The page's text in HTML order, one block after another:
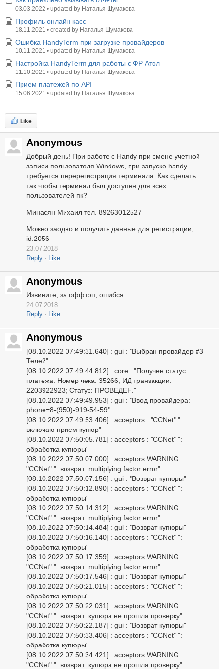
03.03.2022 • updated by Наталья Шумакова
Профиль онлайн касс
18.11.2021 • created by Наталья Шумакова
Ошибка HandyTerm при загрузке провайдеров
10.11.2021 • updated by Наталья Шумакова
Настройка HandyTerm для работы с ФР Атол
11.10.2021 • updated by Наталья Шумакова
Прием платежей по API
15.06.2021 • updated by Наталья Шумакова
Like
Anonymous
Добрый день! При работе c Handy при смене учетной
записи пользователя Windows, при запуске handy
требуется перерегистрация терминала. Как сделать
так чтобы терминал был доступен для всех
пользователей пк?
Минасян Михаил тел. 89263012527
Можно заодно и получить данные для регистрации,
id:2056
23.07.2018
Reply
Like
Anonymous
Извините, за оффтоп, ошибся.
24.07.2018
Reply
Like
Anonymous
[08.10.2022 07:49:31.640] : gui : "Выбран провайдер #3
Теле2"
[08.10.2022 07:49:44.812] : core : "Получен статус
платежа: Номер чека: 35266; ИД транзакции:
2203922923; Статус: ПРОВЕДЕН."
[08.10.2022 07:49:49.953] : gui : "Ввод провайдера:
phone=8-(950)-919-54-59"
[08.10.2022 07:49:53.406] : acceptors : "CCNet" ":
включаю прием купюр"
[08.10.2022 07:50:05.781] : acceptors : "CCNet" ":
обработка купюры"
[08.10.2022 07:50:07.000] : acceptors WARNING :
"CCNet" ": возврат: multiplying factor error"
[08.10.2022 07:50:07.156] : gui : "Возврат купюры"
[08.10.2022 07:50:12.890] : acceptors : "CCNet" ":
обработка купюры"
[08.10.2022 07:50:14.312] : acceptors WARNING :
"CCNet" ": возврат: multiplying factor error"
[08.10.2022 07:50:14.484] : gui : "Возврат купюры"
[08.10.2022 07:50:16.140] : acceptors : "CCNet" ":
обработка купюры"
[08.10.2022 07:50:17.359] : acceptors WARNING :
"CCNet" ": возврат: multiplying factor error"
[08.10.2022 07:50:17.546] : gui : "Возврат купюры"
[08.10.2022 07:50:21.015] : acceptors : "CCNet" ":
обработка купюры"
[08.10.2022 07:50:22.031] : acceptors WARNING :
"CCNet" ": возврат: купюра не прошла проверку"
[08.10.2022 07:50:22.187] : gui : "Возврат купюры"
[08.10.2022 07:50:33.406] : acceptors : "CCNet" ":
обработка купюры"
[08.10.2022 07:50:34.421] : acceptors WARNING :
"CCNet" ": возврат: купюра не прошла проверку"